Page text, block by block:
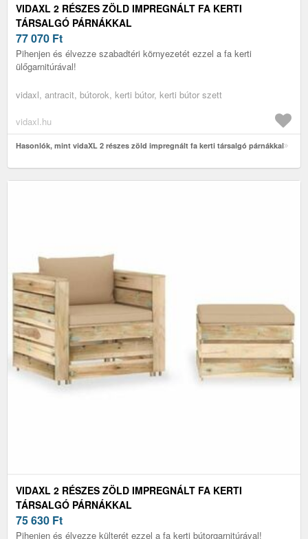
VIDAXL 2 RÉSZES ZÖLD IMPREGNÁLT FA KERTI
TÁRSALGÓ PÁRNÁKKAL
77 070 Ft
Pihenjen és élvezze szabadtéri környezetét ezzel a fa kerti
ülőgarnitúrával!
vidaxl, antracit, bútorok, kerti bútor, kerti bútor szett
vidaxl.hu
Hasonlók, mint vidaXL 2 részes zöld impregnált fa kerti társalgó párnákkal
VIDAXL 2 RÉSZES ZÖLD IMPREGNÁLT FA KERTI
TÁRSALGÓ PÁRNÁKKAL
75 630 Ft
Pihenjen és élvezze külterét ezzel a fa kerti bútorgarnitúrával!